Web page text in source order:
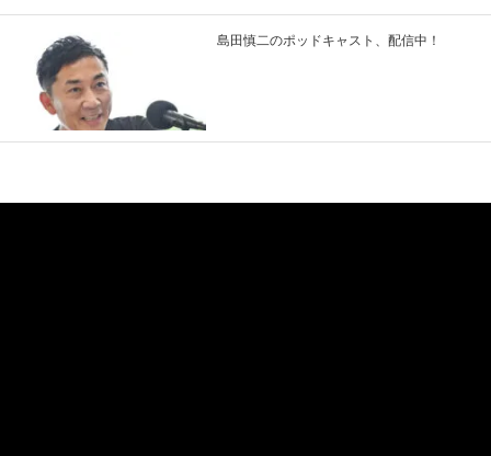
島田慎二のポッドキャスト、配信中！